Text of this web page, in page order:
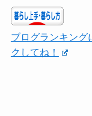
ブログランキング
クしてね！